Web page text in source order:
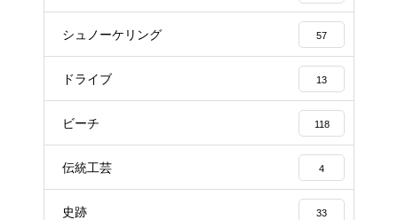
シュノーケリング 57
ドライブ 13
ビーチ 118
伝統工芸 4
史跡 33